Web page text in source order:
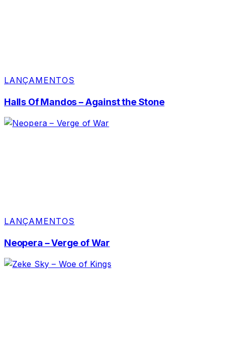
LANÇAMENTOS
Halls Of Mandos – Against the Stone
LANÇAMENTOS
Neopera – Verge of War